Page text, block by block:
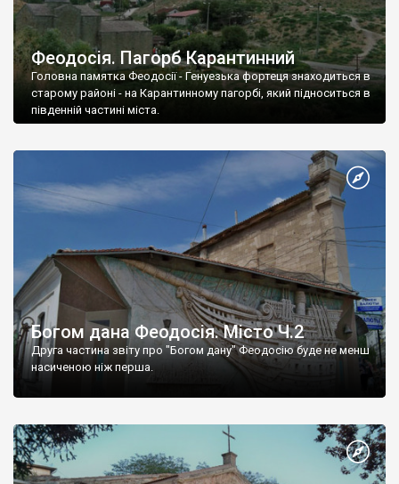
Феодосія. Пагорб Карантинний
Головна памятка Феодосії - Генуезька фортеця знаходиться в
старому районі - на Карантинному пагорбі, який підноситься в
південній частині міста.
Богом дана Феодосія. Місто Ч.2
Друга частина звіту про "Богом дану" Феодосію буде не менш
насиченою ніж перша.